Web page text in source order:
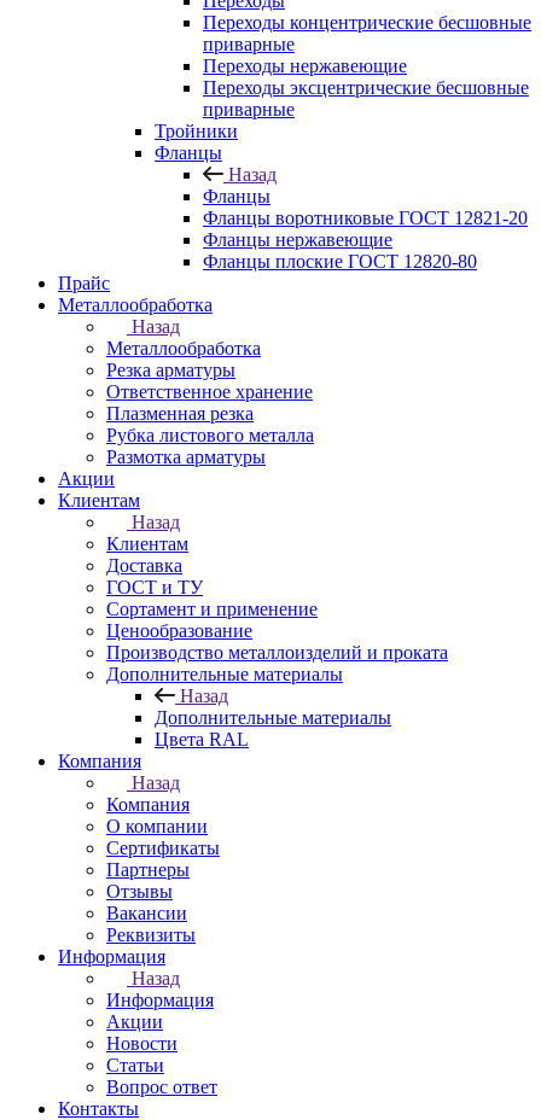
Переходы концентрические бесшовные
приварные
Переходы нержавеющие
Переходы эксцентрические бесшовные
приварные
Тройники
Фланцы
Назад
Фланцы
Фланцы воротниковые ГОСТ 12821-20
Фланцы нержавеющие
Фланцы плоские ГОСТ 12820-80
Прайс
Металлообработка
Назад
Металлообработка
Резка арматуры
Ответственное хранение
Плазменная резка
Рубка листового металла
Размотка арматуры
Акции
Клиентам
Назад
Клиентам
Доставка
ГОСТ и ТУ
Сортамент и применение
Ценообразование
Производство металлоизделий и проката
Дополнительные материалы
Назад
Дополнительные материалы
Цвета RAL
Компания
Назад
Компания
О компании
Сертификаты
Партнеры
Отзывы
Вакансии
Реквизиты
Информация
Назад
Информация
Акции
Новости
Статьи
Вопрос ответ
Контакты